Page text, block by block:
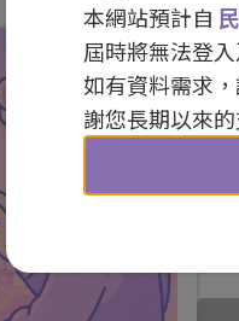
本網站預計自
屆時將無法登
如有資料需求
謝您長期以來
活
活
團